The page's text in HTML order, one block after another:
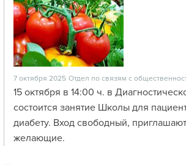
7 октября 2025 Отдел по связям с
15 октября в 14:00 ч. в
состоится занятие Школы для
диабету. Вход свободный,
желающие.